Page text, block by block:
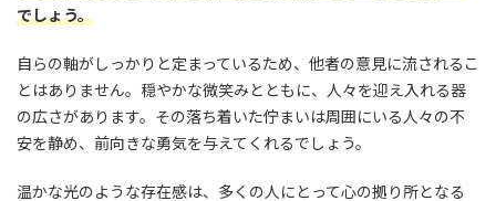
でしょう。
自らの軸がしっかりと定まっているため、他者の意見に流されるこ
とはありません。穏やかな微笑みとともに、人々を迎え入れる器
の広さがあります。その落ち着いた佇まいは周囲にいる人々の不
安を静め、前向きな勇気を与えてくれるでしょう。
温かな光のような存在感は、多くの人にとって心の拠り所となる